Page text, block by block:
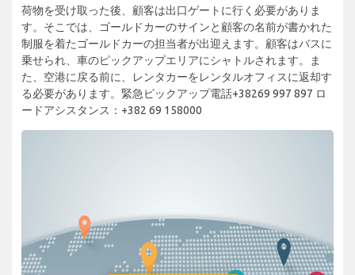
荷物を受け取った後、顧客は出口ゲートに行く必要がありま
す。そこでは、ゴールドカーのサインと顧客の名前が書かれた
制服を着たゴールドカーの担当者が出迎えます。顧客はバスに
乗せられ、車のピックアップエリアにシャトルされます。ま
た、空港に戻る前に、レンタカーをレンタルオフィスに返却す
る必要があります。緊急ピックアップ電話+38269 997 897 ロ
ードアシスタンス：+382 69 158000